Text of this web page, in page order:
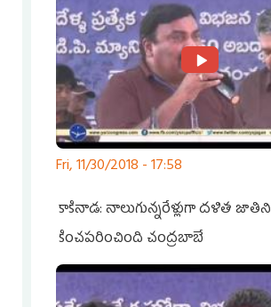
Fri, 11/30/2018 - 17:58
కాకినాడ: నాలుగున్నరేళ్లుగా దళిత జాతిని
కించపరించింది చంద్రబాబే